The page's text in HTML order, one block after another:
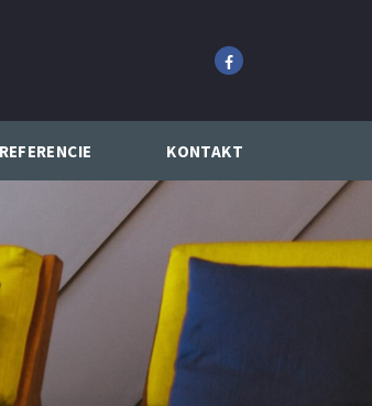
REFERENCIE KONTAKT